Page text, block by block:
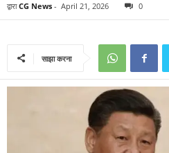
द्वारा CG News - April 21, 2026 0
साझा करना